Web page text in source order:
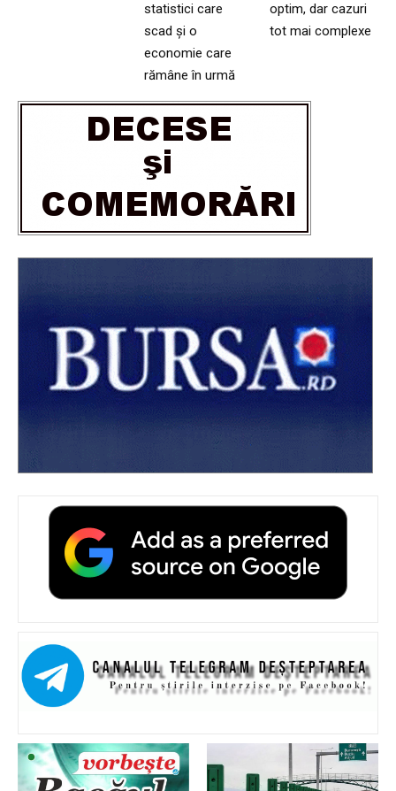
statistici care
scad și o
economie care
rămâne în urmă
optim, dar cazuri
tot mai complexe